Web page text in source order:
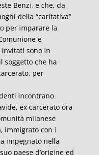
Benzi, e che, da
della “caritativa”
per imparare la
e
invitati sono in
soggetto che ha
per
incontrano
ex carcerato ora
milanese
immigrato con i
impegnato nella
paese d’origine ed